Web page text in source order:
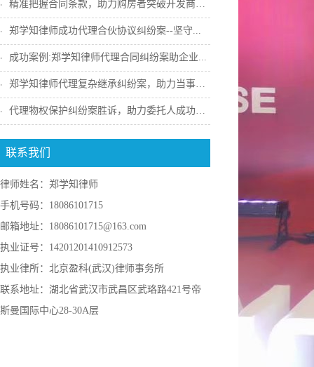
精准把握合同条款，助力购房者突破开发商违...
郑学知律师成功代理合伙协议纠纷案--坚守...
成功案例:郑学知律师代理合同纠纷案助企业...
郑学知律师代理复杂继承纠纷案，助力当事人...
代理物权保护纠纷案胜诉，助力委托人成功收...
联系我们
律师姓名：郑学知律师
手机号码：18086101715
邮箱地址：18086101715@163.com
执业证号：14201201410912573
执业律所：北京盈科(武汉)律师事务所
联系地址：湖北省武汉市武昌区武珞路421号帝
斯曼国际中心28-30A层